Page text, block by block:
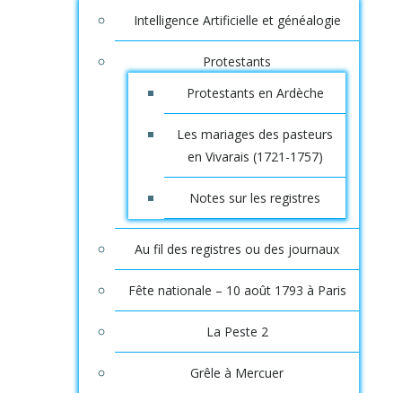
Intelligence Artificielle et généalogie
Protestants
Protestants en Ardèche
Les mariages des pasteurs
en Vivarais (1721-1757)
Notes sur les registres
Au fil des registres ou des journaux
Fête nationale – 10 août 1793 à Paris
La Peste 2
Grêle à Mercuer